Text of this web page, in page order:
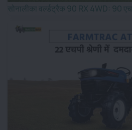
सोनालीका वर्ल्डट्रैक 90 RX 4WD: 90